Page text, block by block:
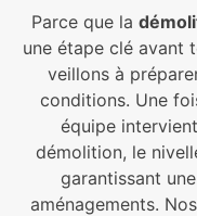
Parce que la
une étape clé avant
veillons à
conditions. Une
équipe
démolition, le
garantissant
aménagements.